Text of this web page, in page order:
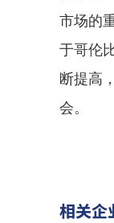
市场的
于哥伦
断提高
会。
相关企